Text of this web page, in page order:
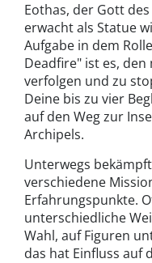
Eothas, der Gott
erwacht als Statue
Aufgabe in dem
Deadfire" ist es,
verfolgen und zu
Deine bis zu vier
auf den Weg zur
Archipels.
Unterwegs
verschiedene
Erfahrungspunkte.
unterschiedliche
Wahl, auf Figuren
das hat Einfluss auf